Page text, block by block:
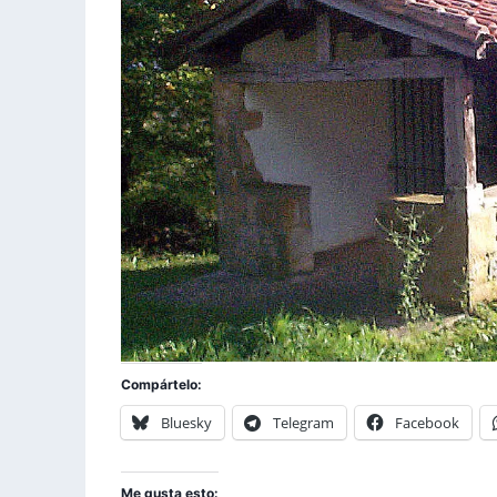
Compártelo:
Bluesky Telegram Facebook
Me gusta esto: